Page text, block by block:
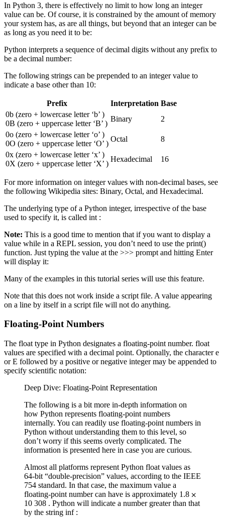
In Python 3, there is effectively no limit to how long an integer
value can be. Of course, it is constrained by the amount of memory
your system has, as are all things, but beyond that an integer can be
as long as you need it to be:
Python interprets a sequence of decimal digits without any prefix to
be a decimal number:
The following strings can be prepended to an integer value to
indicate a base other than 10:
Prefix Interpretation Base
0b (zero + lowercase letter ‘b’ )
0B (zero + uppercase letter ‘B’ )
Binary
2
0o (zero + lowercase letter ‘o’ )
0O (zero + uppercase letter ‘O’ )
Octal
8
0x (zero + lowercase letter ‘x’ )
0X (zero + uppercase letter ‘X’ )
Hexadecimal 16
For more information on integer values with non-decimal bases, see
the following Wikipedia sites: Binary, Octal, and Hexadecimal.
The underlying type of a Python integer, irrespective of the base
used to specify it, is called int :
Note: This is a good time to mention that if you want to display a
value while in a REPL session, you don’t need to use the print()
function. Just typing the value at the >>> prompt and hitting Enter
will display it:
Many of the examples in this tutorial series will use this feature.
Note that this does not work inside a script file. A value appearing
on a line by itself in a script file will not do anything.
Floating-Point Numbers
The float type in Python designates a floating-point number. float
values are specified with a decimal point. Optionally, the character e
or E followed by a positive or negative integer may be appended to
specify scientific notation:
Deep Dive: Floating-Point Representation
The following is a bit more in-depth information on
how Python represents floating-point numbers
internally. You can readily use floating-point numbers in
Python without understanding them to this level, so
don’t worry if this seems overly complicated. The
information is presented here in case you are curious.
Almost all platforms represent Python float values as
64-bit “double-precision” values, according to the IEEE
754 standard. In that case, the maximum value a
floating-point number can have is approximately 1.8 ⨉
10 308 . Python will indicate a number greater than that
by the string inf :